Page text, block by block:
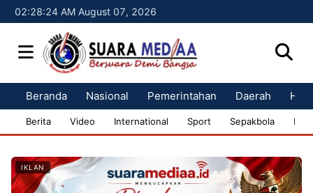
02:28:25 AM August 07, 2026
Beranda Nasional Pemerintahan Daerah
Berita Video International Sport Sepakbola
IKLAN